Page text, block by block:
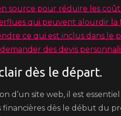
source pour réduire les
qui peuvent alourdir la
ce qui est inclus dans le
des devis
dès le départ.
d’un site web, il est
financières dès le début du